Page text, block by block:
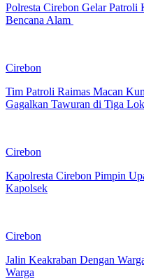
Polresta Cirebon Gelar Patroli
Bencana Alam
Cirebon
Tim Patroli Raimas Macan
Gagalkan Tawuran di Tiga
Cirebon
Kapolresta Cirebon Pimpin
Kapolsek
Cirebon
Jalin Keakraban Dengan
Warga